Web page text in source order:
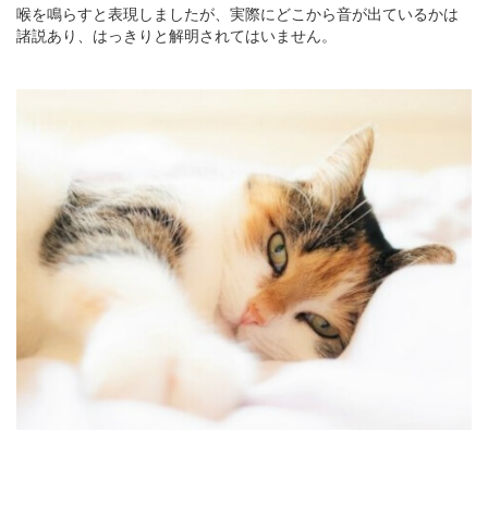
喉を鳴らすと表現しましたが、実際にどこから音が出ているかは
諸説あり、はっきりと解明されてはいません。